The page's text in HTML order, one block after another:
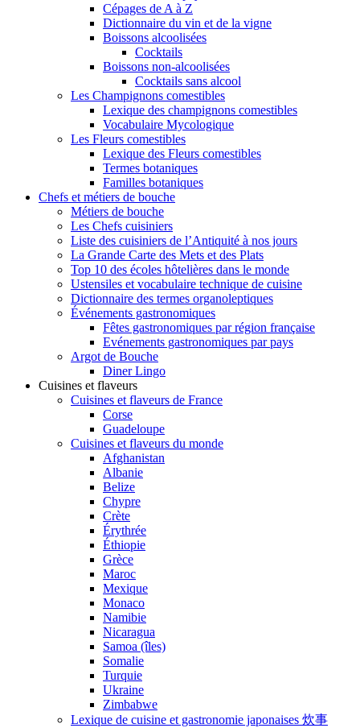
Cépages de A à Z
Dictionnaire du vin et de la vigne
Boissons alcoolisées
Cocktails
Boissons non-alcoolisées
Cocktails sans alcool
Les Champignons comestibles
Lexique des champignons comestibles
Vocabulaire Mycologique
Les Fleurs comestibles
Lexique des Fleurs comestibles
Termes botaniques
Familles botaniques
Chefs et métiers de bouche
Métiers de bouche
Les Chefs cuisiniers
Liste des cuisiniers de l’Antiquité à nos jours
La Grande Carte des Mets et des Plats
Top 10 des écoles hôtelières dans le monde
Ustensiles et vocabulaire technique de cuisine
Dictionnaire des termes organoleptiques
Événements gastronomiques
Fêtes gastronomiques par région française
Evénements gastronomiques par pays
Argot de Bouche
Diner Lingo
Cuisines et flaveurs
Cuisines et flaveurs de France
Corse
Guadeloupe
Cuisines et flaveurs du monde
Afghanistan
Albanie
Belize
Chypre
Crète
Érythrée
Éthiopie
Grèce
Maroc
Mexique
Monaco
Namibie
Nicaragua
Samoa (îles)
Somalie
Turquie
Ukraine
Zimbabwe
Lexique de cuisine et gastronomie japonaises 炊事